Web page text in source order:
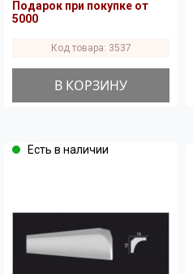
Подарок при покупке от
5000
Код товара: 3537
В КОРЗИНУ
Есть в наличии